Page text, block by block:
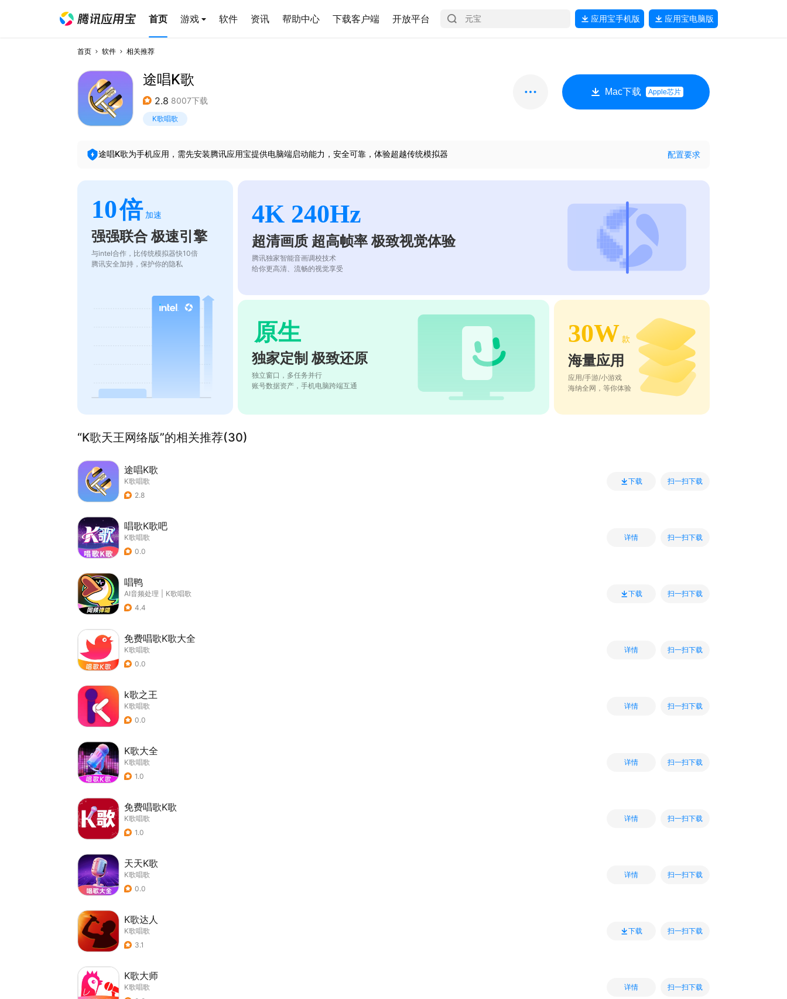
首页 游戏 软件 资讯 帮助中心 下载客户端 开放平台 应用宝手机版 应用宝电脑版
首页 软件 相关推荐
途唱K歌
2.8 8007下载
K歌唱歌
Mac下载 Apple芯片
途唱K歌为手机应用，需先安装腾讯应用宝提供电脑端启动能力，安全可靠，体验超越传统模拟器 配置要求
10倍 加速
强强联合 极速引擎
与intel合作，比传统模拟器快10倍
腾讯安全加持，保护你的隐私
4K 240Hz
超清画质 超高帧率 极致视觉体验
腾讯独家智能音画调校技术
给你更高清、流畅的视觉享受
原生
独家定制 极致还原
独立窗口，多任务并行
账号数据资产，手机电脑跨端互通
30W 款
海量应用
应用/手游/小游戏
海纳全网，等你体验
“K歌天王网络版”的相关推荐(30)
途唱K歌
K歌唱歌
2.8
下载 扫一扫下载
唱歌K歌吧
K歌唱歌
0.0
详情 扫一扫下载
唱鸭
AI音频处理
K歌唱歌
4.4
下载 扫一扫下载
免费唱歌K歌大全
K歌唱歌
0.0
详情 扫一扫下载
k歌之王
K歌唱歌
0.0
详情 扫一扫下载
K歌大全
K歌唱歌
1.0
详情 扫一扫下载
免费唱歌K歌
K歌唱歌
1.0
详情 扫一扫下载
天天K歌
K歌唱歌
0.0
详情 扫一扫下载
K歌达人
K歌唱歌
3.1
下载 扫一扫下载
K歌大师
K歌唱歌
详情 扫一扫下载